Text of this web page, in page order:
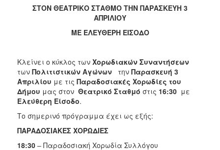
2016
2011
2010
2006
ΣΤΟΝ ΘΕΑΤΡΙΚΟ ΣΤΑΘΜΟ ΤΗΝ ΠΑΡΑΣΚΕΥΗ 3
ΑΠΡΙΛΙΟΥ
ΜΕ ΕΛΕΥΘΕΡΗ ΕΙΣΟΔΟ
Κλείνει ο κύκλος των Χορωδιακών Συναντήσεων
των Πολιτιστικών Αγώνων την Παρασκευή 3
Απριλίου με τις Παραδοσιακές Χορωδίες του
Δήμου μας στον Θεατρικό Σταθμό στις 16:30 με
Ελεύθερη Είσοδο.
Το σημερινό πρόγραμμα έχει ως εξής:
ΠΑΡΑΔΟΣΙΑΚΕΣ ΧΟΡΩΔΙΕΣ
18:30 – Παραδοσιακή Χορωδία Συλλόγου